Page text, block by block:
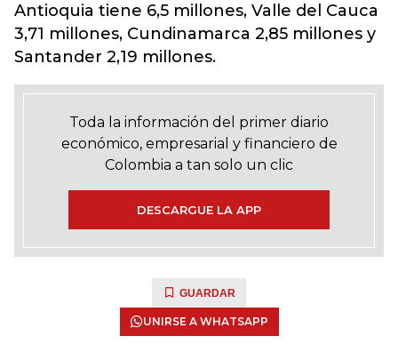
Antioquia tiene 6,5 millones, Valle del Cauca
3,71 millones, Cundinamarca 2,85 millones y
Santander 2,19 millones.
Toda la información del primer diario
económico, empresarial y financiero de
Colombia a tan solo un clic
DESCARGUE LA APP
GUARDAR
UNIRSE A WHATSAPP